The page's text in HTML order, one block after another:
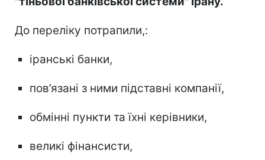
До переліку потрапили,:
іранські банки,
пов’язані з ними підставні компанії,
обмінні пункти та їхні керівники,
великі фінансисти,